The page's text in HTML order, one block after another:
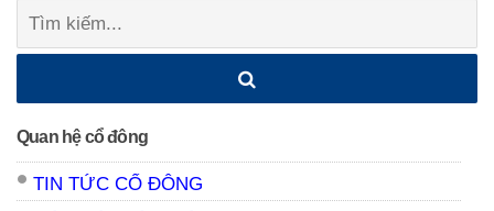
Tìm
kiếm:
Quan hệ cổ đông
TIN TỨC CỔ ĐÔNG